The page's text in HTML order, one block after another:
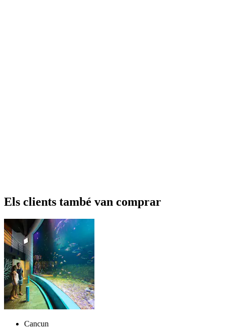
Els clients també van comprar
Cancun